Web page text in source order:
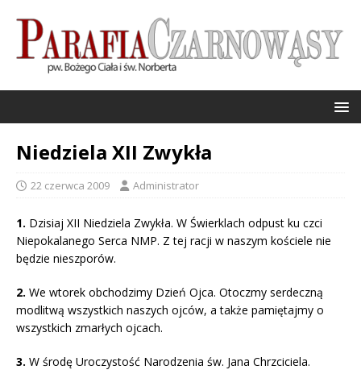
Niedziela XII Zwykła
22 czerwca 2009 Administrator
1. Dzisiaj XII Niedziela Zwykła. W Świerklach odpust ku czci
Niepokalanego Serca NMP. Z tej racji w naszym kościele nie
będzie nieszporów.
2. We wtorek obchodzimy Dzień Ojca. Otoczmy serdeczną
modlitwą wszystkich naszych ojców, a także pamiętajmy o
wszystkich zmarłych ojcach.
3. W środę Uroczystość Narodzenia św. Jana Chrzciciela.